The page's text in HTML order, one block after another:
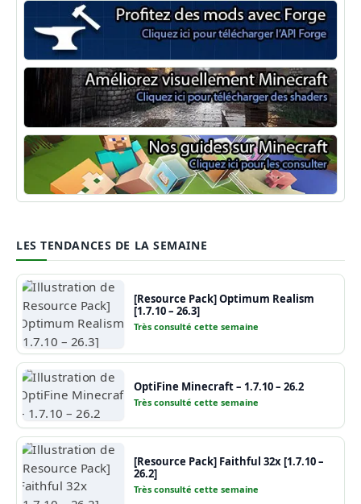
Minecraft Forge
Shaders Minecraft
Guide Minecraft
LES TENDANCES DE LA SEMAINE
[Resource Pack] Optimum Realism
[1.7.10 – 26.3]
Très consulté cette semaine
OptiFine Minecraft – 1.7.10 – 26.2
Très consulté cette semaine
[Resource Pack] Faithful 32x [1.7.10 –
26.2]
Très consulté cette semaine